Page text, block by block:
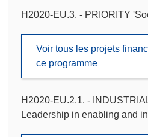
H2020-EU.3. - PRIORITY
Voir tous les projets
ce programme
H2020-EU.2.1. -
Leadership in enabling and